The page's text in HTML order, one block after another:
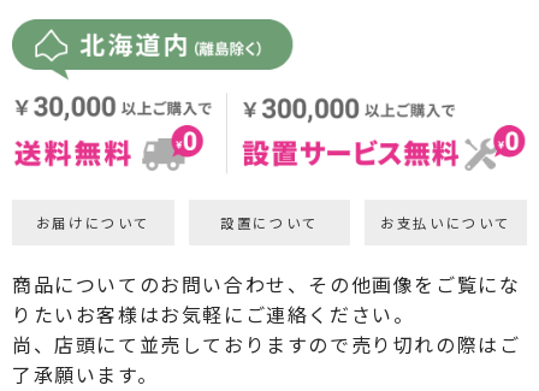
お届けについて 設置について お支払いについて
商品についてのお問い合わせ、その他画像をご覧にな
りたいお客様はお気軽にご連絡ください。
尚、店頭にて並売しておりますので売り切れの際はご
了承願います。